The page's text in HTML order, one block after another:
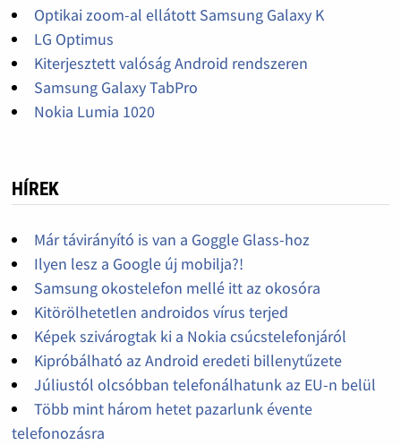
Optikai zoom-al ellátott Samsung Galaxy K
LG Optimus
Kiterjesztett valóság Android rendszeren
Samsung Galaxy TabPro
Nokia Lumia 1020
HÍREK
Már távirányító is van a Goggle Glass-hoz
Ilyen lesz a Google új mobilja?!
Samsung okostelefon mellé itt az okosóra
Kitörölhetetlen androidos vírus terjed
Képek szivárogtak ki a Nokia csúcstelefonjáról
Kipróbálható az Android eredeti billenytűzete
Júliustól olcsóbban telefonálhatunk az EU-n belül
Több mint három hetet pazarlunk évente
telefonozásra